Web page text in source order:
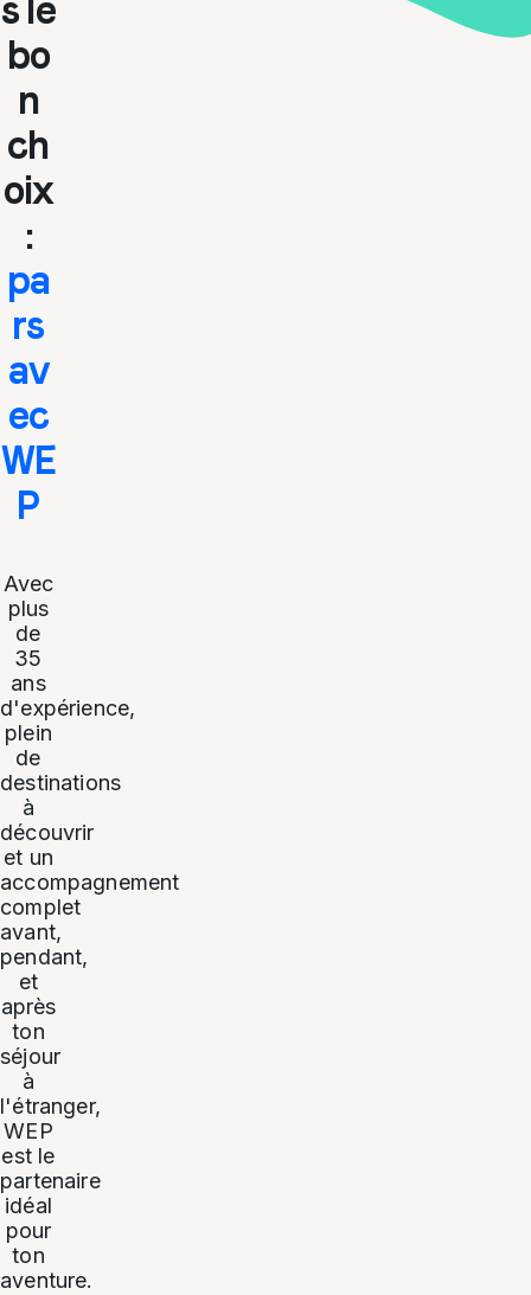
s le
bo
n
ch
oix
:
pa
rs
av
ec
WE
P
Avec
plus
de
35
ans
d'expérience,
plein
de
destinations
à
découvrir
et un
accompagnement
complet
avant,
pendant,
et
après
ton
séjour
à
l'étranger,
WEP
est le
partenaire
idéal
pour
ton
aventure.